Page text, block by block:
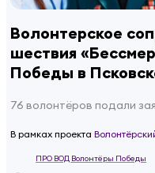
Волонтерское
шествия
Победы в
76 волонтёров подали
В рамках проекта
ПРО ВОД Волонтёры Победы